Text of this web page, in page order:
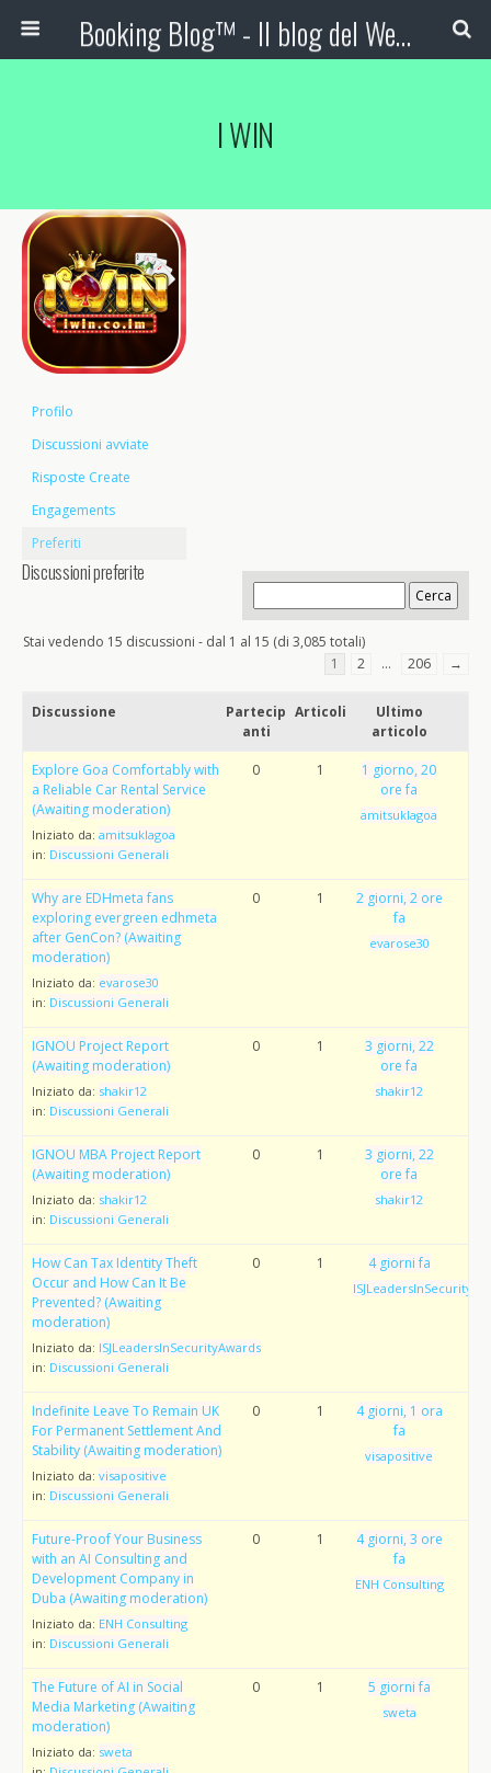
Booking Blog™ - Il blog del Web Marketing Turistico
I WIN
Profilo
Discussioni avviate
Risposte Create
Engagements
Preferiti
Discussioni preferite
Stai vedendo 15 discussioni - dal 1 al 15 (di 3,085 totali)
1
2 … 206 →
Discussione
Partecip
anti
Articoli
Ultimo
articolo
Explore Goa Comfortably with
a Reliable Car Rental Service
(Awaiting moderation)
Iniziato da: amitsuklagoa
in: Discussioni Generali
0 1
1 giorno, 20
ore fa
amitsuklagoa
Why are EDHmeta fans
exploring evergreen edhmeta
after GenCon? (Awaiting
moderation)
Iniziato da: evarose30
in: Discussioni Generali
0 1
2 giorni, 2 ore
fa
evarose30
IGNOU Project Report
(Awaiting moderation)
Iniziato da: shakir12
in: Discussioni Generali
0 1
3 giorni, 22
ore fa
shakir12
IGNOU MBA Project Report
(Awaiting moderation)
Iniziato da: shakir12
in: Discussioni Generali
0 1
3 giorni, 22
ore fa
shakir12
How Can Tax Identity Theft
Occur and How Can It Be
Prevented? (Awaiting
moderation)
Iniziato da: ISJLeadersInSecurityAwards
in: Discussioni Generali
0 1 4 giorni fa
Indefinite Leave To Remain UK
For Permanent Settlement And
Stability (Awaiting moderation)
Iniziato da: visapositive
in: Discussioni Generali
0 1
4 giorni, 1 ora
fa
visapositive
Future-Proof Your Business
with an AI Consulting and
Development Company in
Duba (Awaiting moderation)
Iniziato da: ENH Consulting
in: Discussioni Generali
0 1
4 giorni, 3 ore
fa
ENH Consulting
The Future of AI in Social
Media Marketing (Awaiting
moderation)
Iniziato da: sweta
0 1 5 giorni fa
sweta